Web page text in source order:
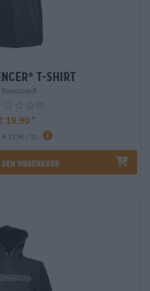
-
® T-Shirt
Bierothek®
(0)
19,90
€ 19,90 / St.
den Warenkorb